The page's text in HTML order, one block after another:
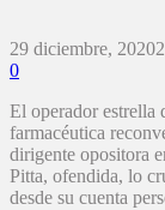
29 diciembre, 2020
0
El operador estrella
farmacéutica
dirigente opositora
Pitta, ofendida, lo
desde su cuenta